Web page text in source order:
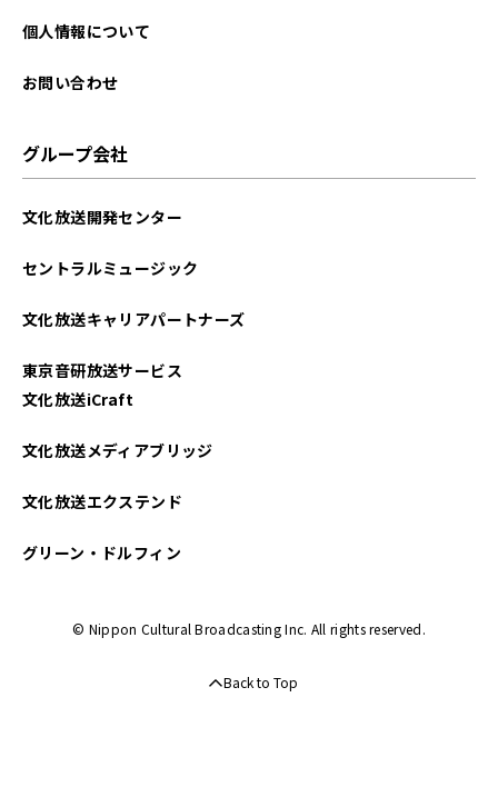
個人情報について
お問い合わせ
グループ会社
文化放送開発センター
セントラルミュージック
文化放送キャリアパートナーズ
東京音研放送サービス
文化放送iCraft
文化放送メディアブリッジ
文化放送エクステンド
グリーン・ドルフィン
© Nippon Cultural Broadcasting Inc. All rights reserved.
Back to Top